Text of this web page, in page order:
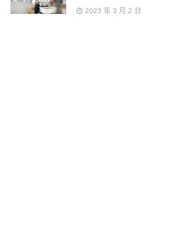
2023 年 3 月 2 日